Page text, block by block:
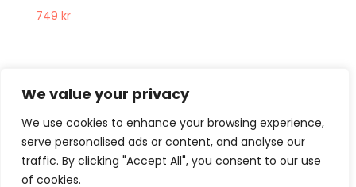
We value your privacy
We use cookies to enhance your browsing experience,
serve personalised ads or content, and analyse our
traffic. By clicking "Accept All", you consent to our use
of cookies.
749 kr
Kontakt Om oss
Köpvillkor
Retur – Reklamation
GDPR & Cookies